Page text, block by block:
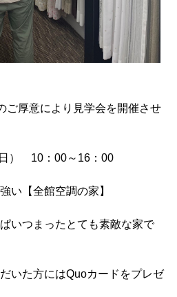
ご厚意により見学会を開催させ
） 10：00～16：00
い【全館空調の家】
いつまったとても素敵な家で
いた方にはQuoカードをプレゼ